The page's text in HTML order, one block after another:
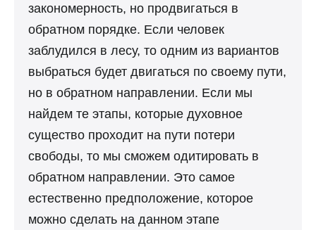
закономерность, но продвигаться в
обратном порядке. Если человек
заблудился в лесу, то одним из вариантов
выбраться будет двигаться по своему пути,
но в обратном направлении. Если мы
найдем те этапы, которые духовное
существо проходит на пути потери
свободы, то мы сможем одитировать в
обратном направлении. Это самое
естественно предположение, которое
можно сделать на данном этапе